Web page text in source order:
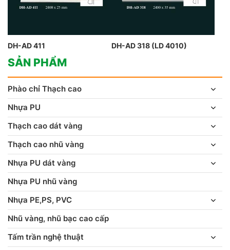
DH-AD 411 DH-AD 318 (LD 4010)
SẢN PHẨM
Phào chỉ Thạch cao
Nhựa PU
Thạch cao dát vàng
Thạch cao nhũ vàng
Nhựa PU dát vàng
Nhựa PU nhũ vàng
Nhựa PE,PS, PVC
Nhũ vàng, nhũ bạc cao cấp
Tấm trần nghệ thuật